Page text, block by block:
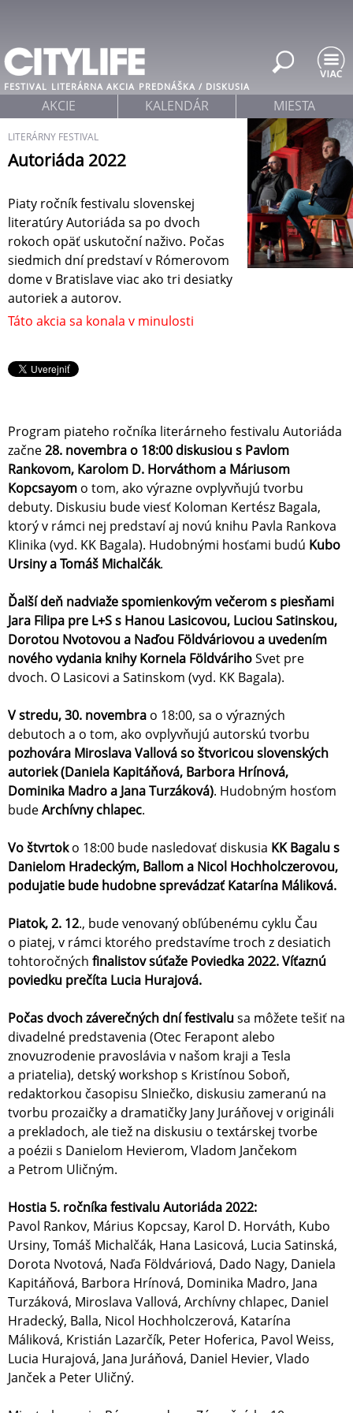
FESTIVAL LITERÁRNA AKCIA PREDNÁŠKA / DISKUSIA
LITERÁRNY FESTIVAL
Autoriáda 2022
Piaty ročník festivalu slovenskej
literatúry Autoriáda sa po dvoch
rokoch opäť uskutoční naživo. Počas
siedmich dní predstaví v Rómerovom
dome v Bratislave viac ako tri desiatky
autoriek a autorov.
Táto akcia sa konala v minulosti
Program piateho ročníka literárneho festivalu Autoriáda
začne28. novembra o 18:00 diskusiou s Pavlom
Rankovom, Karolom D. Horváthom a Máriusom
Kopcsayom o tom, ako výrazne ovplyvňujú tvorbu
debuty. Diskusiu bude viesť Koloman Kertész Bagala,
ktorý v rámci nej predstaví aj novú knihu Pavla Rankova
Klinika (vyd. KK Bagala). Hudobnými hosťami budú Kubo
Ursiny a Tomáš Michalčák.
Ďalší deň nadviaže spomienkovým večerom s piesňami
Jara Filipa pre L+S s Hanou Lasicovou, Luciou Satinskou,
Dorotou Nvotovou a Naďou Földváriovou a uvedením
nového vydania knihy Kornela FöldvárihoSvet pre
dvoch. O Lasicovi a Satinskom (vyd. KK Bagala).
V stredu, 30. novembra o 18:00, sa o výrazných
debutoch a o tom, ako ovplyvňujú autorskú tvorbu
pozhovára Miroslava Vallová so štvoricou slovenských
autoriek (Daniela Kapitáňová, Barbora Hrínová,
Dominika Madro a Jana Turzáková). Hudobným hosťom
budeArchívny chlapec.
Vo štvrtoko 18:00 bude nasledovať diskusia KK Bagalu s
Danielom Hradeckým, Ballom a Nicol Hochholczerovou,
podujatie bude hudobne sprevádzať Katarína Máliková.
Piatok, 2. 12., bude venovaný obľúbenému cyklu Čau
o piatej, v rámci ktorého predstavíme troch z desiatich
tohtoročných finalistov súťaže Poviedka 2022. Víťaznú
poviedku prečíta Lucia Hurajová.
Počas dvoch záverečných dní festivalusa môžete tešiť na
divadelné predstavenia (Otec Ferapont alebo
znovuzrodenie pravoslávia v našom kraji a Tesla
a priatelia), detský workshop s Kristínou Soboň,
redaktorkou časopisu Slniečko, diskusiu zameranú na
tvorbu prozaičky a dramatičky Jany Juráňovej v origináli
a prekladoch, ale tiež na diskusiu o textárskej tvorbe
a poézii s Danielom Hevierom, Vladom Jančekom
a Petrom Uličným.
Hostia 5. ročníka festivalu Autoriáda 2022:
Pavol Rankov, Márius Kopcsay, Karol D. Horváth, Kubo
Ursiny, Tomáš Michalčák, Hana Lasicová, Lucia Satinská,
Dorota Nvotová, Naďa Földváriová, Dado Nagy, Daniela
Kapitáňová, Barbora Hrínová, Dominika Madro, Jana
Turzáková, Miroslava Vallová, Archívny chlapec, Daniel
Hradecký, Balla, Nicol Hochholczerová, Katarína
Máliková, Kristián Lazarčík, Peter Hoferica, Pavol Weiss,
Lucia Hurajová, Jana Juráňová, Daniel Hevier, Vlado
Janček a Peter Uličný.
AKCIE KALENDÁR MIESTA